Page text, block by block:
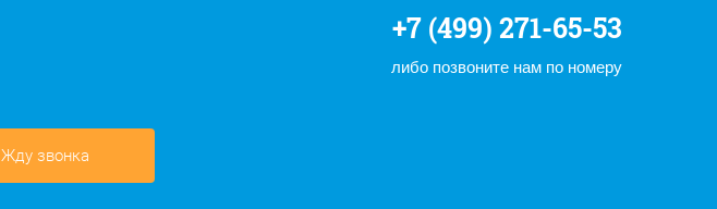
+7 (499) 271-65-53
либо позвоните нам по номеру
Жду звонка